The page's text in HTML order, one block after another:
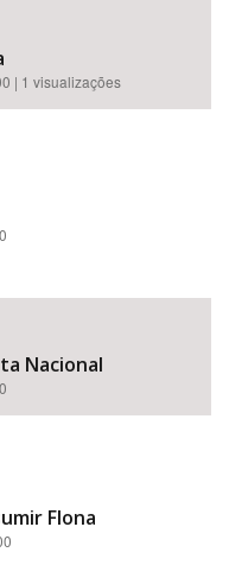
| 1 visualizações
Nacional
Flona